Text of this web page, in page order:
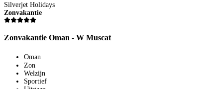
Silverjet Holidays
Zonvakantie
Zonvakantie Oman - W Muscat
Oman
Zon
Welzijn
Sportief